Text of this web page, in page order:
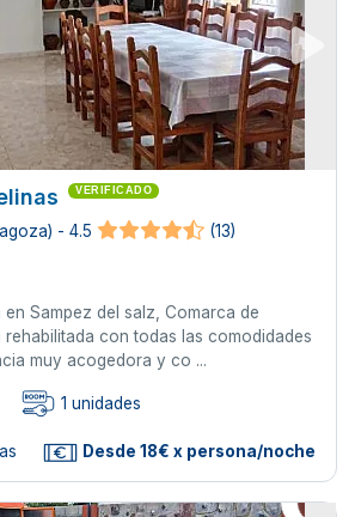
VERIFICADO
- 4.5
(13)
en Sampez del salz, Comarca de
rehabilitada con todas las comodidades
muy acogedora y co ...
1 unidades
Desde 18€ x persona/noche